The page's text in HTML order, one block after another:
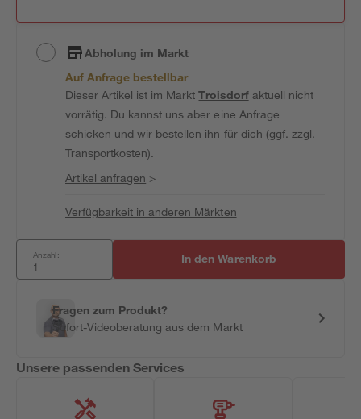
Abholung im Markt
Auf Anfrage bestellbar
Dieser Artikel ist im MarktTroisdorfaktuell nicht
vorrätig. Du kannst uns aber eine Anfrage
schicken und wir bestellen ihn für dich (ggf. zzgl.
Transportkosten).
Artikel anfragen >
Verfügbarkeit in anderen Märkten
Anzahl: In den Warenkorb
Fragen zum Produkt?
Sofort-Videoberatung aus dem Markt
Unsere passenden Services